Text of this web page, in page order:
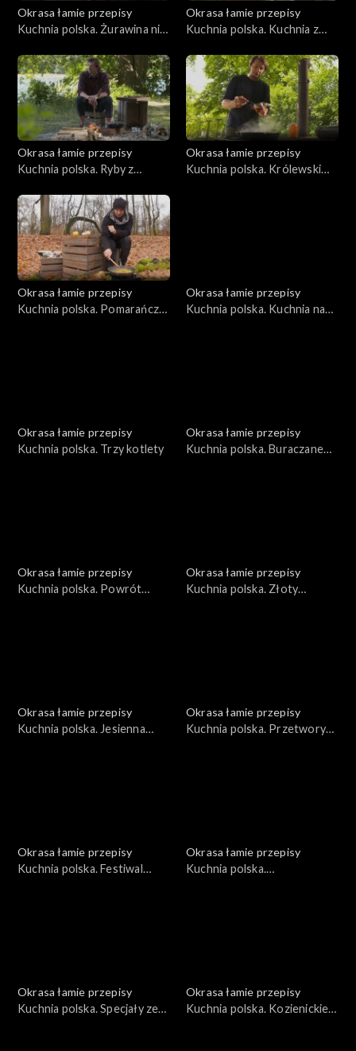
Okrasa łamie przepisy
Kuchnia polska. Żurawina nie
Okrasa łamie przepisy
Kuchnia polska. Kuchnia z
Okrasa łamie przepisy
Kuchnia polska. Ryby z
Okrasa łamie przepisy
Kuchnia polska. Królewski
Okrasa łamie przepisy
Kuchnia polska. Pomarańcze
Okrasa łamie przepisy
Kuchnia polska. Kuchnia na
Okrasa łamie przepisy
Kuchnia polska. Trzy kotlety
Okrasa łamie przepisy
Kuchnia polska. Buraczane
Okrasa łamie przepisy
Kuchnia polska. Powrót
Okrasa łamie przepisy
Kuchnia polska. Złoty
Okrasa łamie przepisy
Kuchnia polska. Jesienna
Okrasa łamie przepisy
Kuchnia polska. Przetwory
Okrasa łamie przepisy
Kuchnia polska. Festiwal
Okrasa łamie przepisy
Kuchnia polska.
Okrasa łamie przepisy
Kuchnia polska. Specjały ze
Okrasa łamie przepisy
Kuchnia polska. Kozienickie